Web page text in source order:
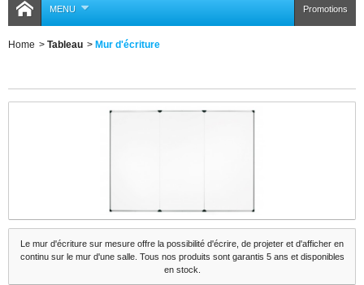
MENU Promotions
Home > Tableau > Mur d'écriture
Le mur d'écriture sur mesure offre la possibilité d'écrire, de projeter et d'afficher en
continu sur le mur d'une salle. Tous nos produits sont garantis 5 ans et disponibles
en stock.